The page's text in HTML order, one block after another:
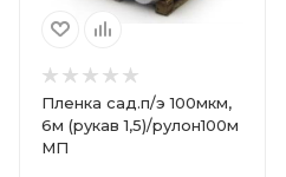
Пленка сад.п/э 100мкм,
6м (рукав 1,5)/рулон100м
МП